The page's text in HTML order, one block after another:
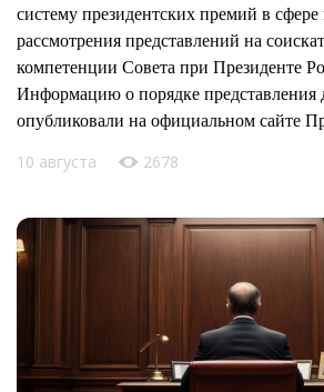
систему президентских премий в
рассмотрения представлений на
компетенции Совета при Президенте
Информацию о порядке представления
опубликовали на официальном сайте
10 августа 2678